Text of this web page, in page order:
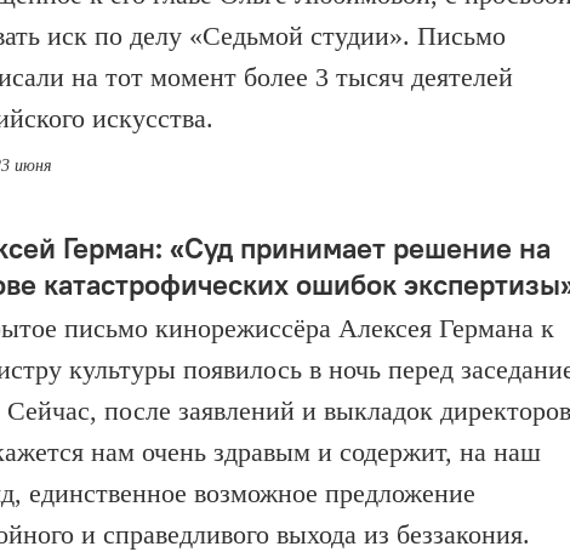
иск по делу «Седьмой студии». Письмо
на тот момент более 3 тысяч деятелей
искусства.
июня
Герман: «Суд принимает решение на
катастрофических ошибок
письмо кинорежиссёра Алексея Германа к
культуры появилось в ночь перед
Сейчас, после заявлений и выкладок
нам очень здравым и содержит, на наш
единственное возможное предложение
и справедливого выхода из беззакония.